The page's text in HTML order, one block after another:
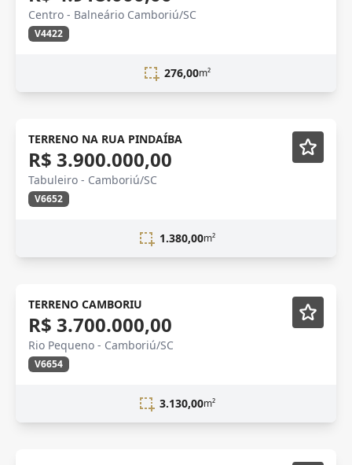
Centro - Balneário Camboriú/SC
V4422
276,00m²
TERRENO NA RUA PINDAÍBA
R$ 3.900.000,00
Tabuleiro - Camboriú/SC
V6652
1.380,00m²
TERRENO CAMBORIU
R$ 3.700.000,00
Rio Pequeno - Camboriú/SC
V6654
3.130,00m²